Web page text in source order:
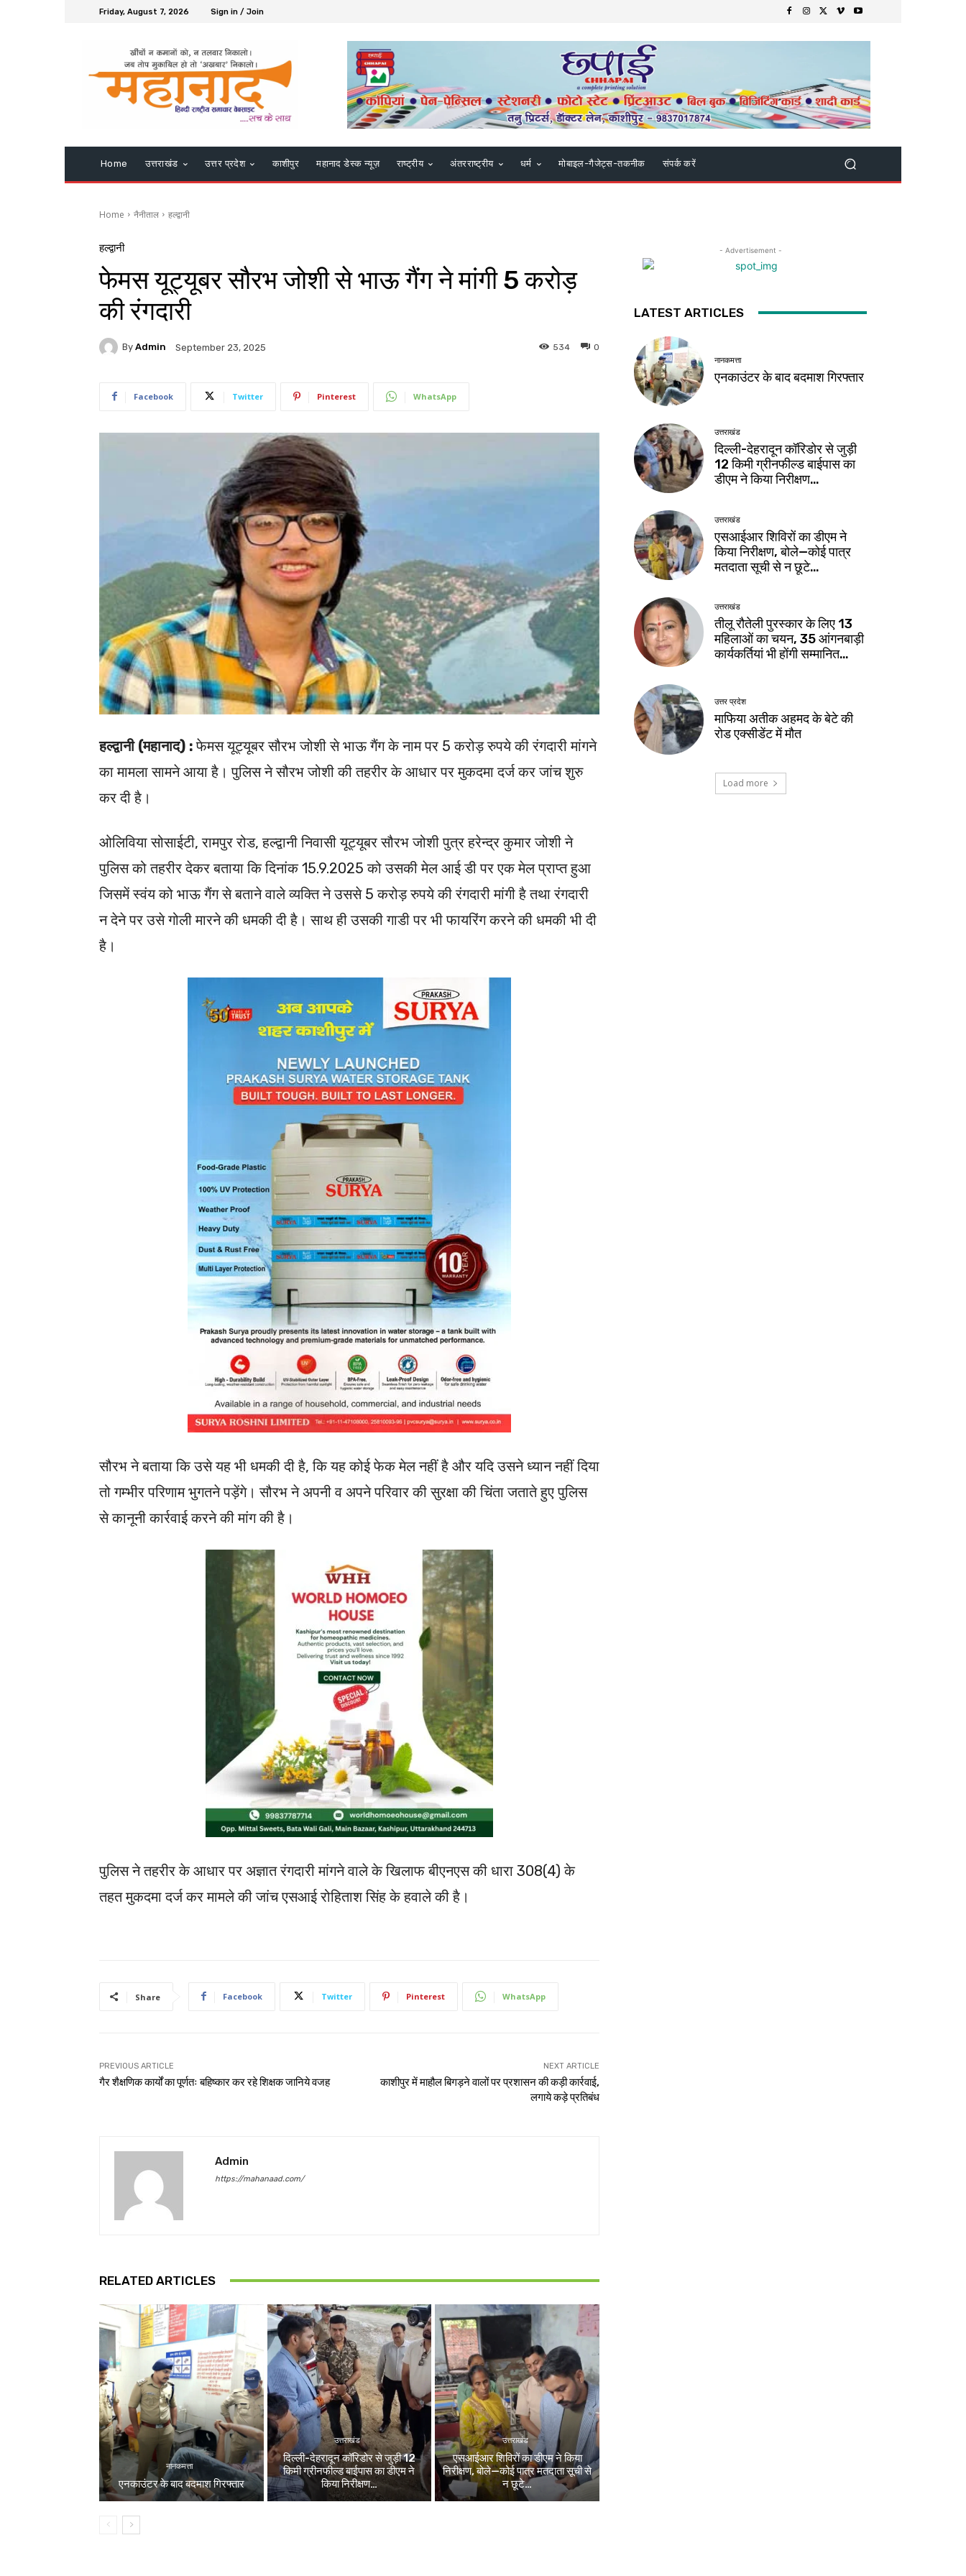
Friday, August 7, 2026 Sign in / Join
Home उत्तराखंड उत्तर प्रदेश काशीपुर महानाद डेस्क न्यूज़ राष्ट्रीय अंतरराष्ट्रीय धर्म मोबाइल-गैजेट्स-तकनीक संपर्क करें
Home नैनीताल हल्द्वानी
हल्द्वानी
फेमस यूट्यूबर सौरभ जोशी से भाऊ गैंग ने मांगी 5 करोड़
की रंगदारी
By Admin September 23, 2025 0
534
Facebook Twitter Pinterest WhatsApp
हल्द्वानी (महानाद) :फेमस यूट्यूबर सौरभ जोशी से भाऊ गैंग के नाम पर 5 करोड़ रुपये की रंगदारी मांगने
का मामला सामने आया है। पुलिस ने सौरभ जोशी की तहरीर के आधार पर मुकदमा दर्ज कर जांच शुरु
कर दी है।
ओलिविया सोसाईटी, रामपुर रोड, हल्द्वानी निवासी यूट्यूबर सौरभ जोशी पुत्र हरेन्द्र कुमार जोशी ने
पुलिस को तहरीर देकर बताया कि दिनांक 15.9.2025 को उसकी मेल आई डी पर एक मेल प्राप्त हुआ
जिसमें स्वंय को भाऊ गैंग से बताने वाले व्यक्ति ने उससे 5 करोड़ रुपये की रंगदारी मांगी है तथा रंगदारी
न देने पर उसे गोली मारने की धमकी दी है। साथ ही उसकी गाडी पर भी फायरिंग करने की धमकी भी दी
है।
सौरभ ने बताया कि उसे यह भी धमकी दी है, कि यह कोई फेक मेल नहीं है और यदि उसने ध्यान नहीं दिया
तो गम्भीर परिणाम भुगतने पड़ेंगे। सौरभ ने अपनी व अपने परिवार की सुरक्षा की चिंता जताते हुए पुलिस
से कानूनी कार्रवाई करने की मांग की है।
पुलिस ने तहरीर के आधार पर अज्ञात रंगदारी मांगने वाले के खिलाफ बीएनएस की धारा 308(4) के
तहत मुकदमा दर्ज कर मामले की जांच एसआई रोहिताश सिंह के हवाले की है।
Share Facebook Twitter Pinterest WhatsApp
PREVIOUS ARTICLE
गैर शैक्षणिक कार्यों का पूर्णतः बहिष्कार कर रहे शिक्षक जानिये वजह
NEXT ARTICLE
काशीपुर में माहौल बिगड़ने वालों पर प्रशासन की कड़ी कार्रवाई,
लगाये कड़े प्रतिबंध
Admin
https://mahanaad.com/
RELATED ARTICLES
नानकमत्ता
एनकाउंटर के बाद बदमाश गिरफ्तार
उत्तराखंड
दिल्ली-देहरादून कॉरिडोर से जुड़ी 12
किमी ग्रीनफील्ड बाईपास का डीएम ने
किया निरीक्षण…
उत्तराखंड
एसआईआर शिविरों का डीएम ने किया
निरीक्षण, बोले—कोई पात्र मतदाता सूची से
न छूटे…
- Advertisement -
LATEST ARTICLES
नानकमत्ता
एनकाउंटर के बाद बदमाश गिरफ्तार
उत्तराखंड
दिल्ली-देहरादून कॉरिडोर से जुड़ी
12 किमी ग्रीनफील्ड बाईपास का
डीएम ने किया निरीक्षण…
उत्तराखंड
एसआईआर शिविरों का डीएम ने
किया निरीक्षण, बोले—कोई पात्र
मतदाता सूची से न छूटे…
उत्तराखंड
तीलू रौतेली पुरस्कार के लिए 13
महिलाओं का चयन, 35 आंगनबाड़ी
कार्यकर्तियां भी होंगी सम्मानित…
उत्तर प्रदेश
माफिया अतीक अहमद के बेटे की
रोड एक्सीडेंट में मौत
Load more